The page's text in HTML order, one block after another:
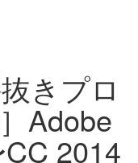
きプロ
Adobe
2014